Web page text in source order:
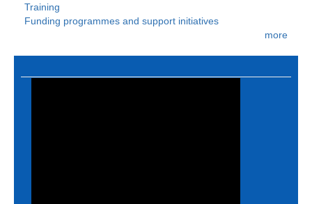
Training
Funding programmes and support initiatives
more